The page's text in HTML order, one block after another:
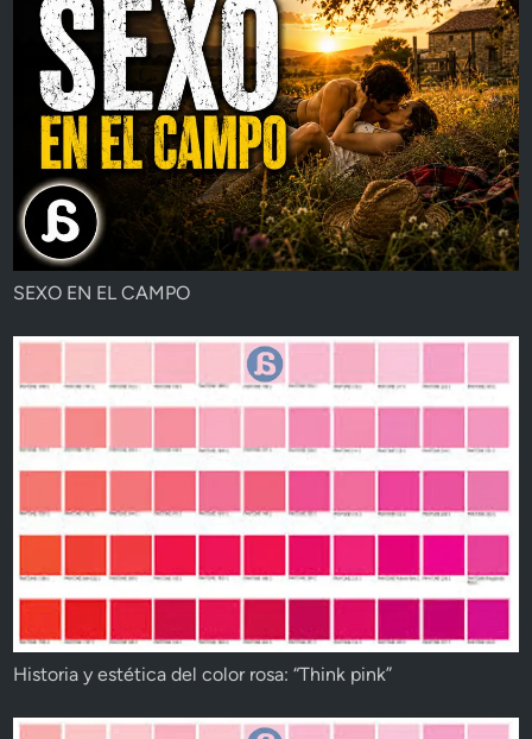
SEXO EN EL CAMPO
Historia y estética del color rosa: “Think pink”